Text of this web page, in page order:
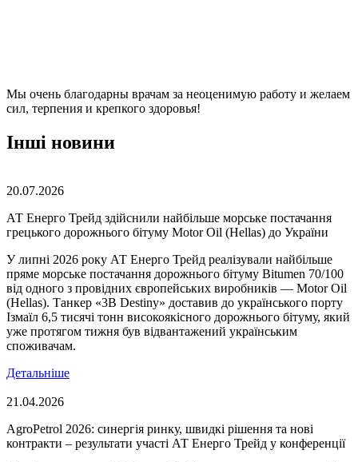
Мы очень благодарны врачам за неоценимую работу и желаем
сил, терпения и крепкого здоровья!
Інші новини
20.07.2026
АТ Енерго Трейд здійснили найбільше морське постачання
грецького дорожнього бітуму Motor Oil (Hellas) до України
У липні 2026 року АТ Енерго Трейд реалізували найбільше
пряме морське постачання дорожнього бітуму Bitumen 70/100
від одного з провідних європейських виробників — Motor Oil
(Hellas). Танкер «3B Destiny» доставив до українського порту
Ізмаїл 6,5 тисячі тонн високоякісного дорожнього бітуму, який
уже протягом тижня був відвантажений українським
споживачам.
Детальніше
21.04.2026
AgroPetrol 2026: синергія ринку, швидкі рішення та нові
контракти – результати участі АТ Енерго Трейд у конференції